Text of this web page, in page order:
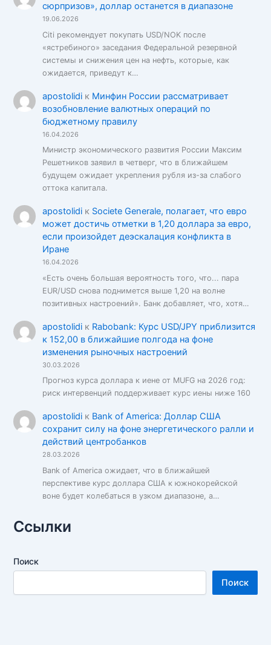
сюрпризов», доллар останется в диапазоне
19.06.2026
Citi рекомендует покупать USD/NOK после
«ястребиного» заседания Федеральной резервной
системы и снижения цен на нефть, которые, как
ожидается, приведут к…
apostolidiк Минфин России рассматривает
возобновление валютных операций по
бюджетному правилу
16.04.2026
Министр экономического развития России Максим
Решетников заявил в четверг, что в ближайшем
будущем ожидает укрепления рубля из-за слабого
оттока капитала.
apostolidiк Societe Generale, полагает, что евро
может достичь отметки в 1,20 доллара за евро,
если произойдет деэскалация конфликта в
Иране
16.04.2026
«Есть очень большая вероятность того, что... пара
EUR/USD снова поднимется выше 1,20 на волне
позитивных настроений». Банк добавляет, что, хотя…
apostolidiк Rabobank: Курс USD/JPY приблизится
к 152,00 в ближайшие полгода на фоне
изменения рыночных настроений
30.03.2026
Прогноз курса доллара к иене от MUFG на 2026 год:
риск интервенций поддерживает курс иены ниже 160
apostolidiк Bank of America: Доллар США
сохранит силу на фоне энергетического ралли и
действий центробанков
28.03.2026
Bank of America ожидает, что в ближайшей
перспективе курс доллара США к южнокорейской
воне будет колебаться в узком диапазоне, а…
Ссылки
Поиск
Поиск